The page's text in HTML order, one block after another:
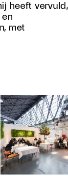
heeft vervuld,
met